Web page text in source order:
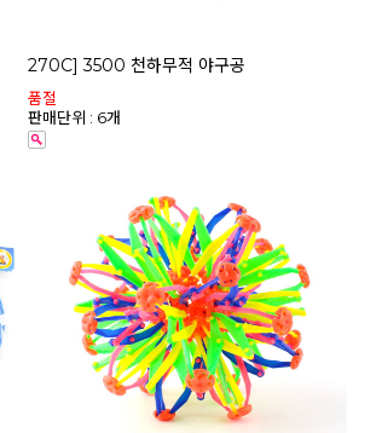
270C] 3500 천하무적 야구공
품절
판매단위 : 6개